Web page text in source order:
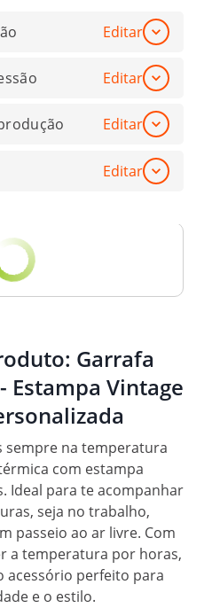
Editar
Editar
Editar
Editar
Garrafa
Estampa Vintage
sempre na temperatura
com estampa
Ideal para te acompanhar
seja no trabalho,
passeio ao ar livre. Com
a temperatura por horas,
acessório perfeito para
e o estilo.